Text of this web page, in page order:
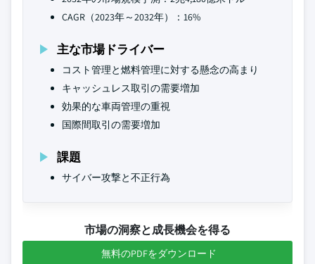
CAGR（2023年～2032年）：16%
主な市場ドライバー
コスト管理と燃料管理に対する懸念の高まり
キャッシュレス取引の需要増加
効果的な車両管理の重視
国際間取引の需要増加
課題
サイバー攻撃と不正行為
市場の洞察と成長機会を得る
無料のPDFをダウンロード